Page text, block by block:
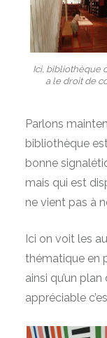
Ici, bibliothèque
a le droit de
Parlons
bibliothèque
bonne
mais qui est
ne vient pas à
Ici on voit les
thématique en
ainsi qu’un
appréciable